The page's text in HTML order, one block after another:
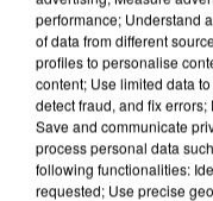
commun" avec les
performance; Understand
of data from different
profiles to personalise
content; Use limited data
detect fraud, and fix
Save and communicate
process personal data
following functionalities:
requested; Use precise